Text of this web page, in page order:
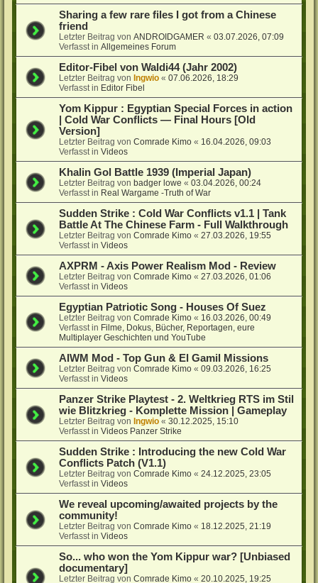
Sharing a few rare files I got from a Chinese
friend
Letzter Beitrag vonANDROIDGAMER «03.07.2026, 07:09
Verfasst inAllgemeines Forum
Editor-Fibel von Waldi44 (Jahr 2002)
Letzter Beitrag vonIngwio «07.06.2026, 18:29
Verfasst in Editor Fibel
Yom Kippur : Egyptian Special Forces in action
| Cold War Conflicts — Final Hours [Old
Version]
Letzter Beitrag vonComrade Kimo « 16.04.2026, 09:03
Verfasst inVideos
Khalin Gol Battle 1939 (Imperial Japan)
Letzter Beitrag vonbadger lowe «03.04.2026, 00:24
Verfasst in Real Wargame -Truth of War
Sudden Strike : Cold War Conflicts v1.1 | Tank
Battle At The Chinese Farm - Full Walkthrough
Letzter Beitrag vonComrade Kimo «27.03.2026, 19:55
Verfasst inVideos
AXPRM - Axis Power Realism Mod - Review
Letzter Beitrag vonComrade Kimo «27.03.2026, 01:06
Verfasst inVideos
Egyptian Patriotic Song - Houses Of Suez
Letzter Beitrag vonComrade Kimo « 16.03.2026, 00:49
Verfasst in Filme, Dokus, Bücher, Reportagen, eure
Multiplayer Geschichten und YouTube
AIWM Mod - Top Gun & El Gamil Missions
Letzter Beitrag vonComrade Kimo «09.03.2026, 16:25
Verfasst inVideos
Panzer Strike Playtest - 2. Weltkrieg RTS im Stil
wie Blitzkrieg - Komplette Mission | Gameplay
Letzter Beitrag vonIngwio «30.12.2025, 15:10
Verfasst inVideos Panzer Strike
Sudden Strike : Introducing the new Cold War
Conflicts Patch (V1.1)
Letzter Beitrag vonComrade Kimo «24.12.2025, 23:05
Verfasst inVideos
We reveal upcoming/awaited projects by the
community!
Letzter Beitrag vonComrade Kimo « 18.12.2025, 21:19
Verfasst inVideos
So... who won the Yom Kippur war? [Unbiased
documentary]
Letzter Beitrag vonComrade Kimo «20.10.2025, 19:25